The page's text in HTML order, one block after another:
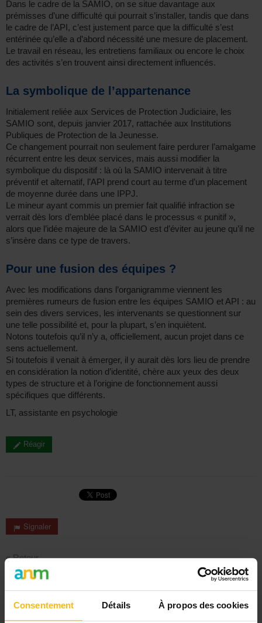
Consentement Détails À propos des cookies
Dans le cadre de la SAMIO, on se situe davantage aux
prémisses d’une difficulté qui pourrait s’installer, tandis que dans
le cadre de l’API, c’est justement parce que la difficulté s’est
entérinée qu’elle a d’abord nécessité une mesure de placement.
Le travail en réseau, les entretiens familiaux ou encore le choix
des activités s’en trouvent ainsi directement influencés.
La symbolique de l’appartenance
Initialement reliée aux Services de Protection Judiciaire, les
SAMIO sont, depuis janvier 2017, rattachée aux Institutions
Publiques de Protection de la Jeunesse.
Ce changement pourrait non seulement faire perdurer l’amalgame
récurrent entre les deux services, mais aussi modifier la
symbolique du dispositif : là où la SAMIO intervenait à titre
préventif et alternatif, l’API prend court au terme d’un placement
de moyenne durée dans une IPPJ.
Le mineur ayant commis un premier fait qualifié infraction se
verrait dès lors d’emblée placé dans le processus « punitif »,
alors que l’idée majeure de la SAMIO est d’éviter au jeune qu’il ne
s’insère dans ce type de travers.
Pour une fusion des équipes ?
Avec les modifications dans l’organigramme viennent les
premières rumeurs de fusion entre les équipes SAMIO et API : au
sein des divers services, les intervenants se questionnent sur
une telle possibilité et, pour la plupart, s’en inquiètent.
Notons toutefois qu’il n’y a, officiellement, aucun projet dans ce
sens actuellement.
Si toutefois il venait à émerger, il y aurait dès lors lieu de prendre
en considération la notion d’identité, chère aux yeux des deux
types de structure et à l’origine de fonctionnement aussi
spécifiques que différents.
LT, assistante en psychologie
Réagir
Signaler
« Retour